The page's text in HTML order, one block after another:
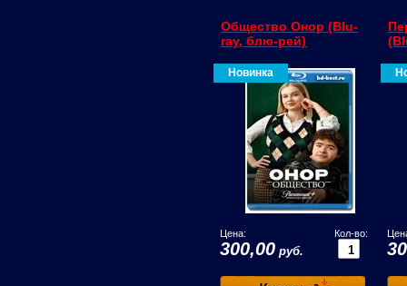
Общество Онор (Blu-
ray, блю-рей)
Новинка
Цена:
300,00 руб.
Кол-во: